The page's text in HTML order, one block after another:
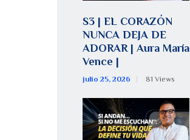
S3 | EL CORAZÓN
NUNCA DEJA DE
ADORAR | Aura María
Vence |
julio 25, 2026 81 Views